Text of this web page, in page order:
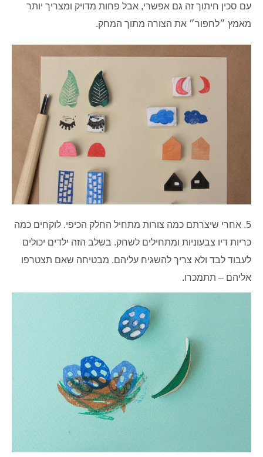
עם סכין חיתוך זה גם אפשרי, אבל פחות מדויק ומצריך יותר
מאמץ ״לחפור״ את הצורה מתוך המחק.
5. אחרי שיצרתם כמה צורות מתחיל החלק הכיפי.
לוקחים כמה
כריות דיו צבעוניות ומתחילים לשחק. בשלב הזה ילדים יכולים
לעבוד לבד ולא צריך להשגיח עליהם. מבטיחה שאם תצטרפו
אליהם – תתמכרו.